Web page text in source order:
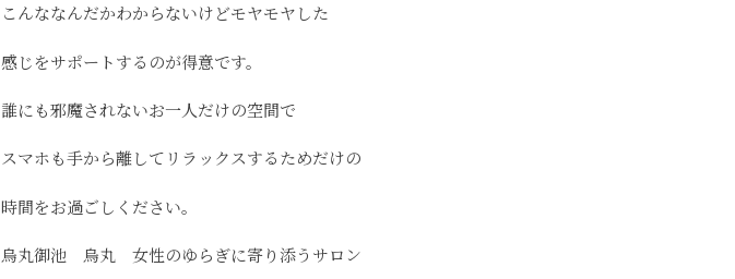
こんななんだかわからないけどモヤモヤした
感じをサポートするのが得意です。
誰にも邪魔されないお一人だけの空間で
スマホも手から離してリラックスするためだけの
時間をお過ごしください。
烏丸御池 烏丸 女性のゆらぎに寄り添うサロン